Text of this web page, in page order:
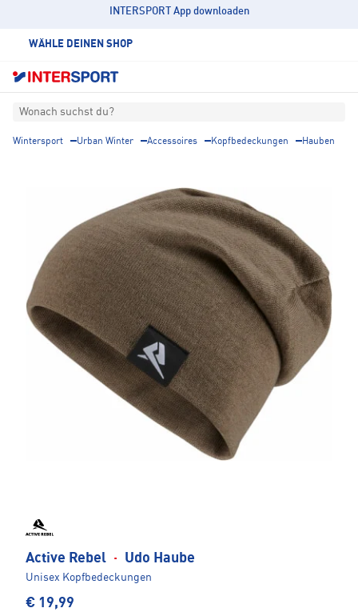
INTERSPORT App downloaden
WÄHLE DEINEN SHOP
Wonach suchst du?
Wintersport Urban Winter Accessoires Kopfbedeckungen Hauben
Active Rebel · Udo Haube
Unisex Kopfbedeckungen
€ 19,99